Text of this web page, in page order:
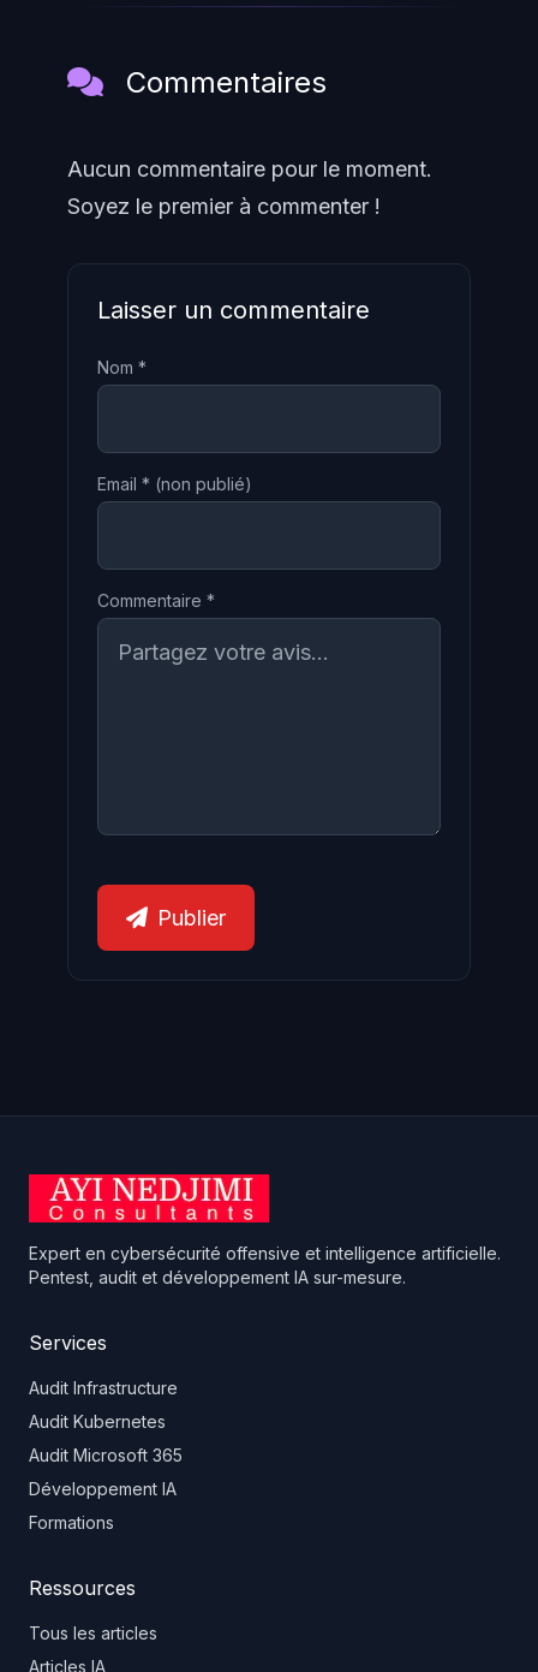
Commentaires
Aucun commentaire pour le moment.
Soyez le premier à commenter !
Laisser un commentaire
Nom *
Email * (non publié)
Commentaire *
Publier
Expert en cybersécurité offensive et intelligence artificielle.
Pentest, audit et développement IA sur-mesure.
Services
Audit Infrastructure
Audit Kubernetes
Audit Microsoft 365
Développement IA
Formations
Ressources
Tous les articles
Articles IA